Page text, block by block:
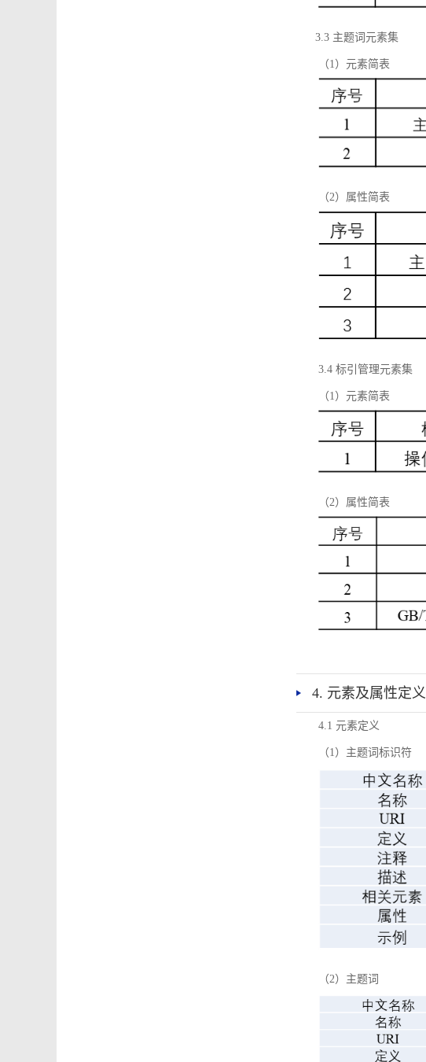
3.3 主题词元素集
（1）元素简表
（2）属性简表
3.4 标引管理元素集
（1）元素简表
（2）属性简表
4. 元素及属性定义
4.1 元素定义
（1）主题词标识符
（2）主题词